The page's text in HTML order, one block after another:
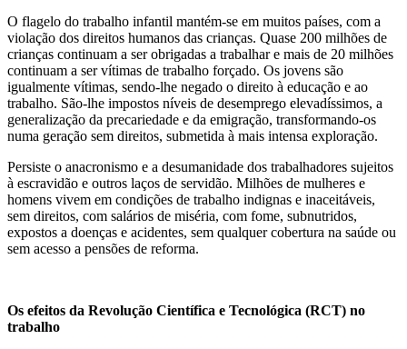
O flagelo do trabalho infantil mantém-se em muitos países, com a
violação dos direitos humanos das crianças. Quase 200 milhões de
crianças continuam a ser obrigadas a trabalhar e mais de 20 milhões
continuam a ser vítimas de trabalho forçado. Os jovens são
igualmente vítimas, sendo-lhe negado o direito à educação e ao
trabalho. São-lhe impostos níveis de desemprego elevadíssimos, a
generalização da precariedade e da emigração, transformando-os
numa geração sem direitos, submetida à mais intensa exploração.
Persiste o anacronismo e a desumanidade dos trabalhadores sujeitos
à escravidão e outros laços de servidão. Milhões de mulheres e
homens vivem em condições de trabalho indignas e inaceitáveis,
sem direitos, com salários de miséria, com fome, subnutridos,
expostos a doenças e acidentes, sem qualquer cobertura na saúde ou
sem acesso a pensões de reforma.
Os efeitos da Revolução Científica e Tecnológica (RCT) no
trabalho